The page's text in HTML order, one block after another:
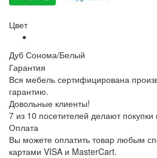
Цвет
Дуб Сонома/Белый
Гарантия
Вся мебель сертифицирована
гарантию.
Довольные клиенты!
7 из 10 посетителей делают
Оплата
Вы можете оплатить товар любым
картами VISA и MasterCart.